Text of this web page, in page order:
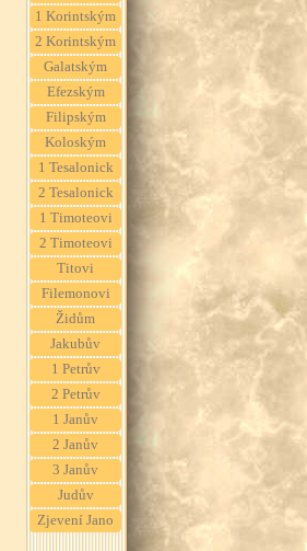
1 Korintským
2 Korintským
Galatským
Efezským
Filipským
Koloským
1 Tesalonick
2 Tesalonick
1 Timoteovi
2 Timoteovi
Titovi
Filemonovi
Židům
Jakubův
1 Petrův
2 Petrův
1 Janův
2 Janův
3 Janův
Judův
Zjevení Jano